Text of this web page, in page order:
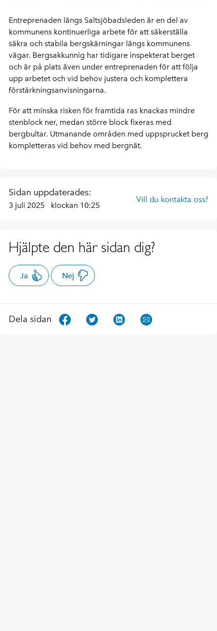
Entreprenaden längs Saltsjöbadsleden är en del av
kommunens kontinuerliga arbete för att säkerställa
säkra och stabila bergskärningar längs kommunens
vägar. Bergsakkunnig har tidigare inspekterat berget
och är på plats även under entreprenaden för att följa
upp arbetet och vid behov justera och komplettera
förstärkningsanvisningarna.
För att minska risken för framtida ras knackas mindre
stenblock ner, medan större block fixeras med
bergbultar. Utmanande områden med uppsprucket berg
kompletteras vid behov med bergnät.
Sidan uppdaterades:
3 juli 2025 klockan 10:25
Vill du kontakta oss?
Hjälpte den här sidan dig?
Ja Nej
Dela sidan